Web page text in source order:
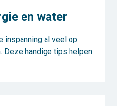
en water
inspanning al veel op
Deze handige tips helpen